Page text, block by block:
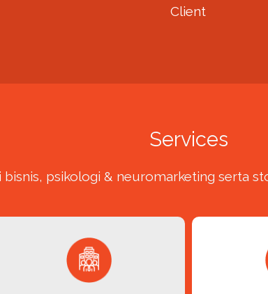
Client
Services
psikologi & neuromarketing serta